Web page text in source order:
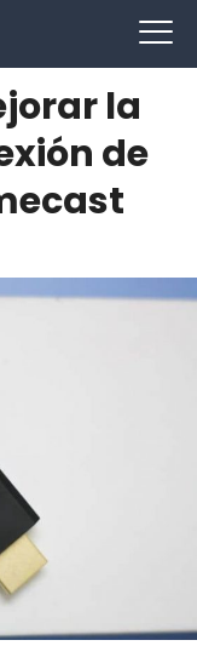
la
de